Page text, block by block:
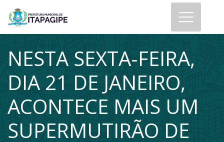
NESTA SEXTA-FEIRA,
DIA 21 DE JANEIRO,
ACONTECE MAIS UM
SUPERMUTIRÃO DE